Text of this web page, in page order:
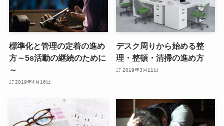
標準化と管理の定着の進め
方～5s活動の継続のために
～
2019年4月16日
デスク周りから始める整
理・整頓・清掃の進め方
2019年3月11日